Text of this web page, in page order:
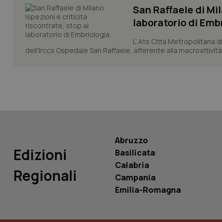
San Raffaele di
laboratorio di
L’ Ats Città Metropolitana
dell'Irccs Ospedale San Raffaele, afferente alla
Edizioni
Regionali
Abruzzo
Basilicata
Calabria
Campania
Emilia-Romagna
tracking-sites-
tracking-enable